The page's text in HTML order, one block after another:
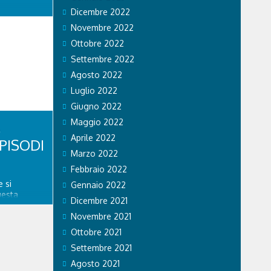
sul
recano
si
Dicembre 2022
Novembre 2022
Ottobre 2022
Settembre 2022
Agosto 2022
Luglio 2022
Giugno 2022
Maggio 2022
Aprile 2022
Marzo 2022
Febbraio 2022
Gennaio 2022
Dicembre 2021
Novembre 2021
Ottobre 2021
Settembre 2021
Agosto 2021